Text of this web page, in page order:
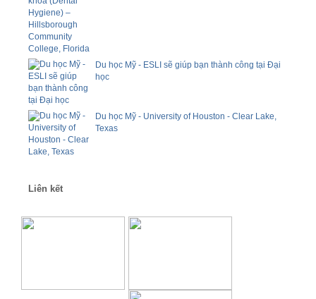
Du học Mỹ - ESLI sẽ giúp bạn thành công tại Đại
học
Du học Mỹ - University of Houston - Clear Lake,
Texas
Liên kết